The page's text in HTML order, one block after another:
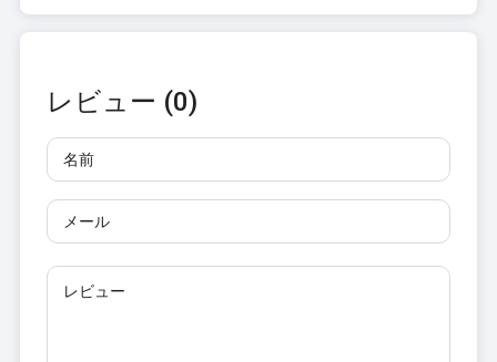
レビュー (0)
名前
メール
レビュー
10文字以上で入力してください。リンクは使用できませ